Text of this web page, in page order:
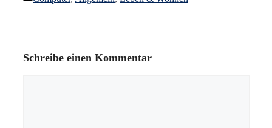
Schreibe einen Kommentar